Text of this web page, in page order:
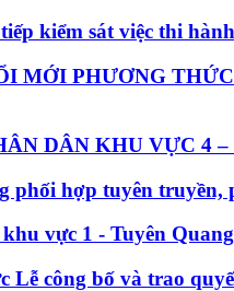
kiểm sát việc thi
MỚI PHƯƠNG
DÂN KHU VỰC 4
phối hợp tuyên
vực 1 - Tuyên
Lễ công bố và trao